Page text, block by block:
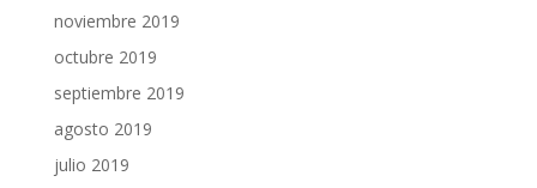
noviembre 2019
octubre 2019
septiembre 2019
agosto 2019
julio 2019